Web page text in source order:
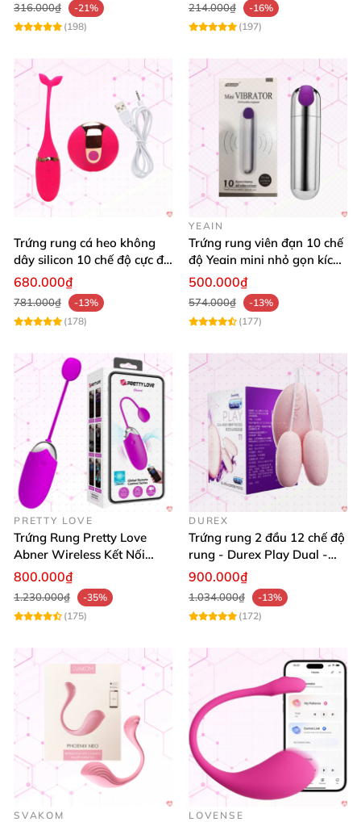
316.000₫
-21%
(198)
214.000₫
-16%
(197)
Trứng rung cá heo không
dây silicon 10 chế độ cực đã
giá tốt
680.000₫
781.000₫
-13%
(178)
YEAIN
Trứng rung viên đạn 10 chế
độ Yeain mini nhỏ gọn kích
thích
500.000₫
574.000₫
-13%
(177)
PRETTY LOVE
Trứng Rung Pretty Love
Abner Wireless Kết Nối
Smartphone Tốt Nhất
800.000₫
1.230.000₫
-35%
(175)
DUREX
Trứng rung 2 đầu 12 chế độ
rung - Durex Play Dual -
Head Vibrating Egg 11
900.000₫
1.034.000₫
-13%
(172)
SVAKOM LOVENSE